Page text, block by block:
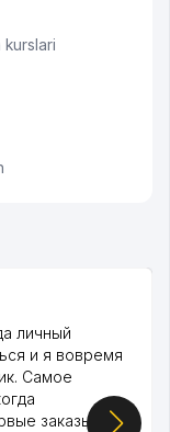
личный
и я вовремя
Самое
заказы,